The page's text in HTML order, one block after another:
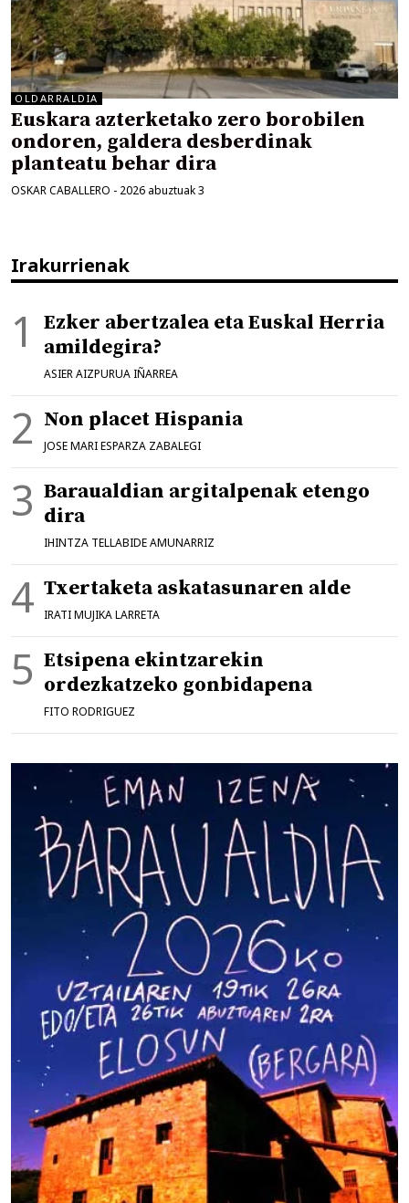
OLDARRALDIA
Euskara azterketako zero borobilen
ondoren, galdera desberdinak
planteatu behar dira
OSKAR CABALLERO - 2026 abuztuak 3
Irakurrienak
Ezker abertzalea eta Euskal Herria
amildegira?
ASIER AIZPURUA IÑARREA
Non placet Hispania
JOSE MARI ESPARZA ZABALEGI
Baraualdian argitalpenak etengo
dira
IHINTZA TELLABIDE AMUNARRIZ
Txertaketa askatasunaren alde
IRATI MUJIKA LARRETA
Etsipena ekintzarekin
ordezkatzeko gonbidapena
FITO RODRIGUEZ